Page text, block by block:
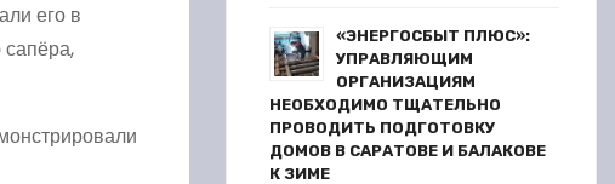
его в
«ЭНЕРГОСБЫТ ПЛЮС»:
УПРАВЛЯЮЩИМ
ОРГАНИЗАЦИЯМ
НЕОБХОДИМО ТЩАТЕЛЬНО
ПРОВОДИТЬ ПОДГОТОВКУ
ДОМОВ В САРАТОВЕ И БАЛАКОВЕ
К ЗИМЕ